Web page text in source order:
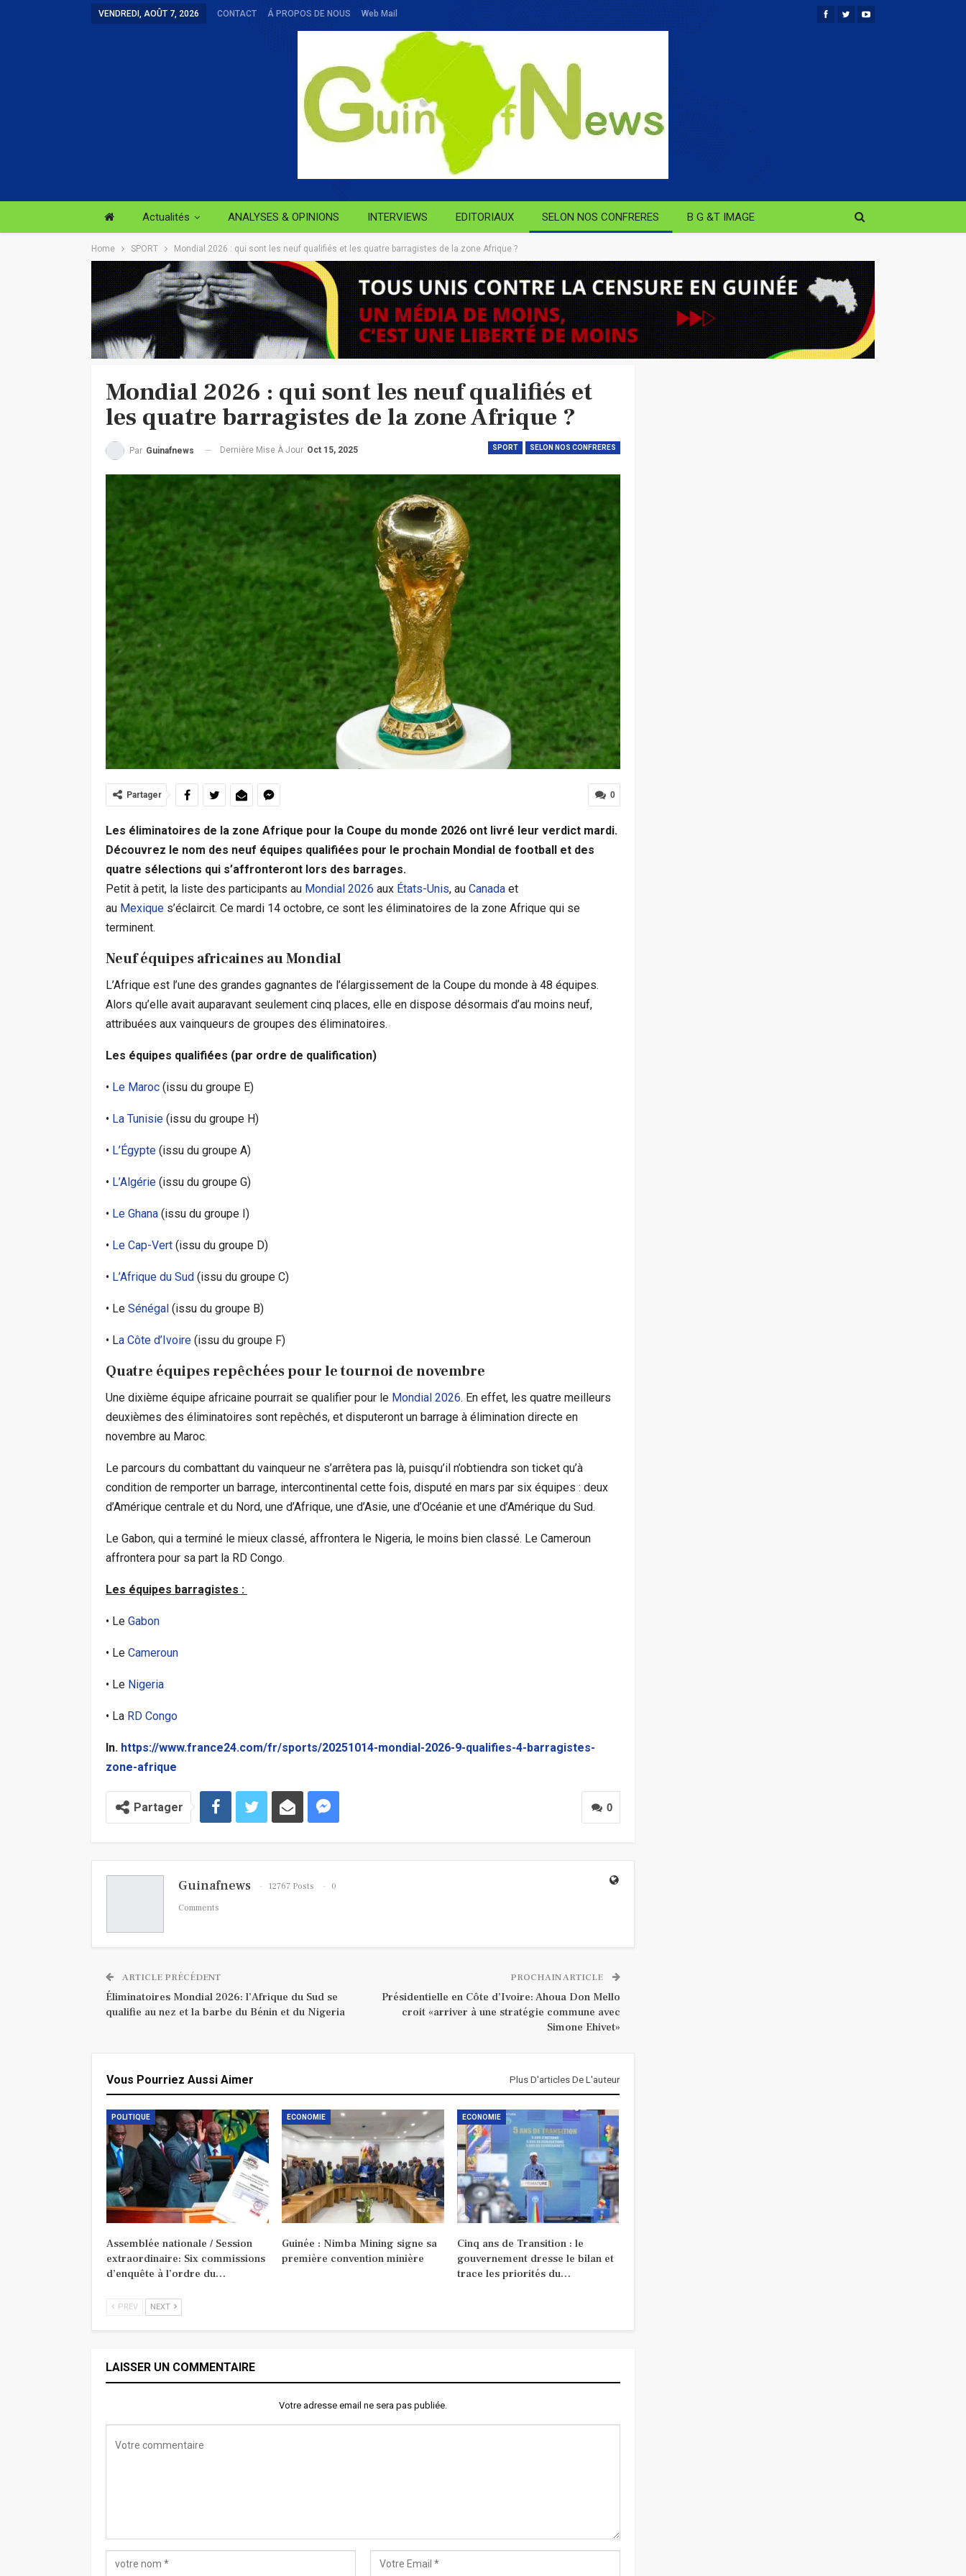
VENDREDI, AOÛT 7, 2026 CONTACT Á PROPOS DE NOUS Web Mail
Actualités ANALYSES & OPINIONS INTERVIEWS EDITORIAUX SELON NOS CONFRERES B G &T IMAGE
Home SPORT Mondial 2026 : qui sont les neuf qualifiés et les quatre barragistes de la zone Afrique ?
Mondial 2026 : qui sont les neuf qualifiés et
les quatre barragistes de la zone Afrique ?
SPORT SELON NOS CONFRERES
Par Guinafnews Dernière Mise À Jour Oct 15, 2025
0
Partager
Les éliminatoires de la zone Afrique pour la Coupe du monde 2026 ont livré leur verdict mardi.
Découvrez le nom des neuf équipes qualifiées pour le prochain Mondial de football et des
quatre sélections qui s’affronteront lors des barrages.
Petit à petit, la liste des participants au Mondial 2026 aux États-Unis, au Canada et
au Mexique s’éclaircit. Ce mardi 14 octobre, ce sont les éliminatoires de la zone Afrique qui se
terminent.
Neuf équipes africaines au Mondial
L’Afrique est l’une des grandes gagnantes de l’élargissement de la Coupe du monde à 48 équipes.
Alors qu’elle avait auparavant seulement cinq places, elle en dispose désormais d’au moins neuf,
attribuées aux vainqueurs de groupes des éliminatoires.
Les équipes qualifiées (par ordre de qualification)
• Le Maroc (issu du groupe E)
• La Tunisie (issu du groupe H)
• L’Égypte (issu du groupe A)
• L’Algérie (issu du groupe G)
• Le Ghana (issu du groupe I)
• Le Cap-Vert (issu du groupe D)
• L’Afrique du Sud (issu du groupe C)
• Le Sénégal (issu du groupe B)
• La Côte d’Ivoire (issu du groupe F)
Quatre équipes repêchées pour le tournoi de novembre
Une dixième équipe africaine pourrait se qualifier pour le Mondial 2026. En effet, les quatre meilleurs
deuxièmes des éliminatoires sont repêchés, et disputeront un barrage à élimination directe en
novembre au Maroc.
Le parcours du combattant du vainqueur ne s’arrêtera pas là, puisqu’il n’obtiendra son ticket qu’à
condition de remporter un barrage, intercontinental cette fois, disputé en mars par six équipes : deux
d’Amérique centrale et du Nord, une d’Afrique, une d’Asie, une d’Océanie et une d’Amérique du Sud.
Le Gabon, qui a terminé le mieux classé, affrontera le Nigeria, le moins bien classé. Le Cameroun
affrontera pour sa part la RD Congo.
Les équipes barragistes :
• Le Gabon
• Le Cameroun
• Le Nigeria
• La RD Congo
In. https://www.france24.com/fr/sports/20251014-mondial-2026-9-qualifies-4-barragistes-
zone-afrique
0
Partager
Guinafnews 12767 Posts
0
Comments
ARTICLE PRÉCÉDENT
Éliminatoires Mondial 2026: l’Afrique du Sud se
qualifie au nez et la barbe du Bénin et du Nigeria
PROCHAIN ARTICLE
Présidentielle en Côte d’Ivoire: Ahoua Don Mello
croit «arriver à une stratégie commune avec
Simone Ehivet»
Vous Pourriez Aussi Aimer Plus D'articles De L'auteur
POLITIQUE
Assemblée nationale / Session
extraordinaire: Six commissions
d’enquête à l’ordre du…
ECONOMIE
Guinée : Nimba Mining signe sa
première convention minière
ECONOMIE
Cinq ans de Transition : le
gouvernement dresse le bilan et
trace les priorités du…
PREV NEXT
LAISSER UN COMMENTAIRE
Votre adresse email ne sera pas publiée.